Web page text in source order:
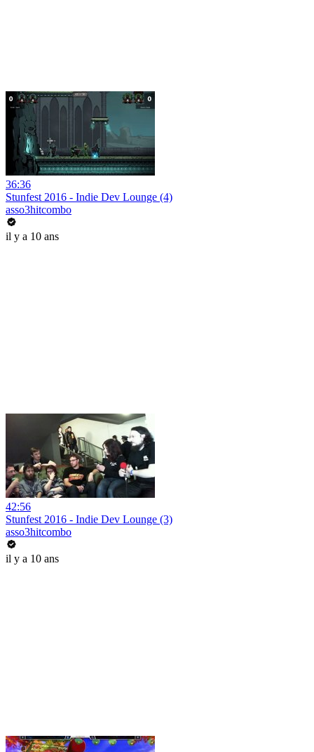
36:36
Stunfest 2016 - Indie Dev Lounge (4)
asso3hitcombo
il y a 10 ans
42:56
Stunfest 2016 - Indie Dev Lounge (3)
asso3hitcombo
il y a 10 ans